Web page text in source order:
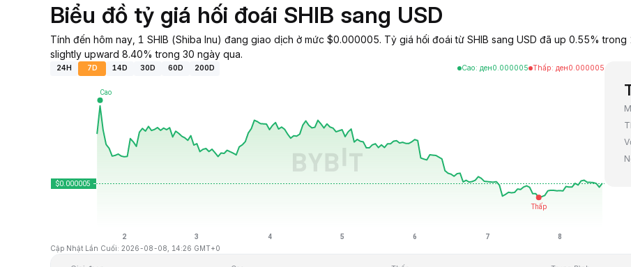
Biểu đồ tỷ giá hối đoái SHIB sang USD
Tính đến hôm nay, 1 SHIB (Shiba Inu) đang giao dịch ở mức $0.000005. Tỷ giá hối đoái từ SHIB sang USD đã up 0.55%
slightly upward 8.40% trong 30 ngày qua.
24H 7D 14D 30D 60D 200D Cao: ден0.000005 Thấp: ден0.000005
Cập Nhật Lần Cuối: 2026-08-08, 14:26 GMT+0